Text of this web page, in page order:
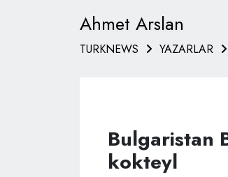
Ahmet Arslan
TURKNEWS YAZARLAR
Bulgaristan
kokteyl